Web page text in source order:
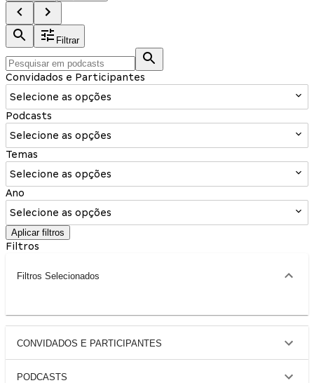
Filtrar
Convidados e Participantes
Selecione as opções
Podcasts
Selecione as opções
Temas
Selecione as opções
Ano
Selecione as opções
Aplicar filtros
Filtros
Filtros Selecionados
CONVIDADOS E PARTICIPANTES
PODCASTS